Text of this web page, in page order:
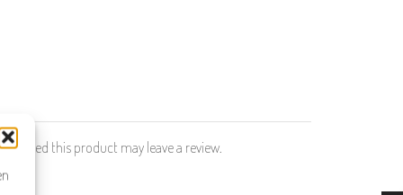
this product may leave a review.